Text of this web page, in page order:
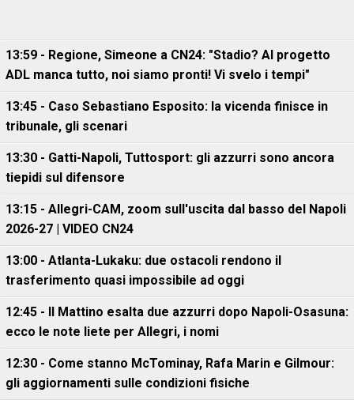
13:59 - Regione, Simeone a CN24: "Stadio? Al progetto
ADL manca tutto, noi siamo pronti! Vi svelo i tempi"
13:45 - Caso Sebastiano Esposito: la vicenda finisce in
tribunale, gli scenari
13:30 - Gatti-Napoli, Tuttosport: gli azzurri sono ancora
tiepidi sul difensore
13:15 - Allegri-CAM, zoom sull'uscita dal basso del Napoli
2026-27 | VIDEO CN24
13:00 - Atlanta-Lukaku: due ostacoli rendono il
trasferimento quasi impossibile ad oggi
12:45 - Il Mattino esalta due azzurri dopo Napoli-Osasuna:
ecco le note liete per Allegri, i nomi
12:30 - Come stanno McTominay, Rafa Marin e Gilmour:
gli aggiornamenti sulle condizioni fisiche